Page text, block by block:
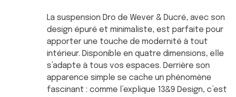
La suspension Dro de Wever & Ducré, avec son
design épuré et minimaliste, est parfaite pour
apporter une touche de modernité à tout
intérieur. Disponible en quatre dimensions, elle
s’adapte à tous vos espaces. Derrière son
apparence simple se cache un phénomène
fascinant : comme l’explique 13&9 Design, c’est